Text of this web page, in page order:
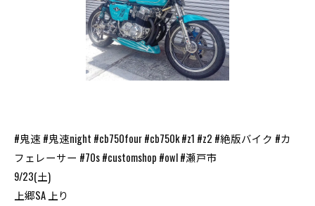
#鬼速 #鬼速night #cb750four #cb750k #z1 #z2 #絶版バイク #カ
フェレーサー #70s #customshop #owl #瀬戸市
9/23(土)
上郷SA 上り